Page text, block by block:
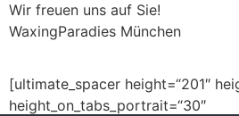
Wir freuen uns auf Sie!
WaxingParadies München
[ultimate_spacer height=“201″
height_on_tabs_portrait=“30″